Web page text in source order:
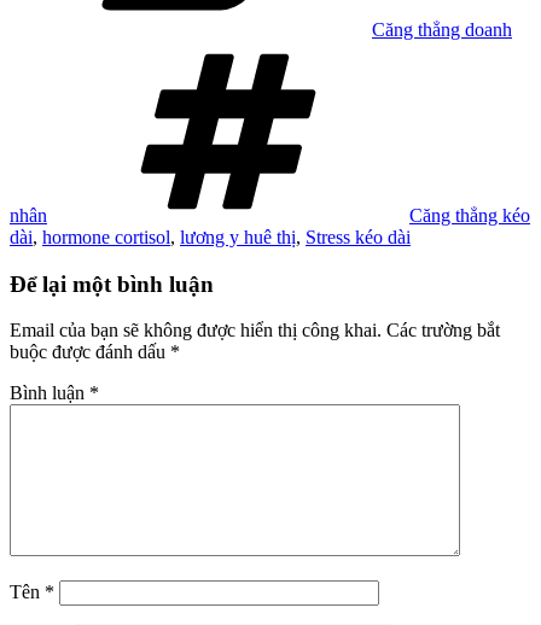
Căng thẳng doanh
nhân
Căng thẳng kéo
dài, hormone cortisol, lương y huê thị, Stress kéo dài
Để lại một bình luận
Email của bạn sẽ không được hiển thị công khai. Các trường bắt
buộc được đánh dấu *
Bình luận *
Tên *